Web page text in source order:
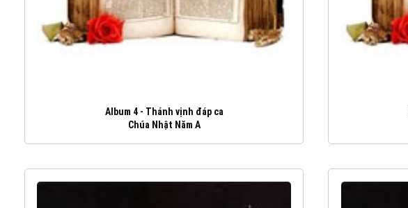
Album 4 - Thánh vịnh đáp ca
Chúa Nhật Năm A